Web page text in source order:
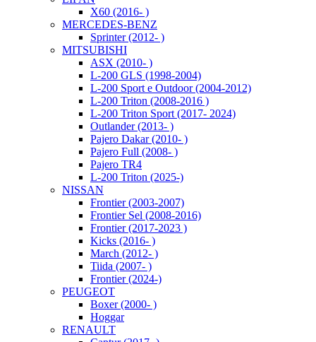
X60 (2016- )
MERCEDES-BENZ
Sprinter (2012- )
MITSUBISHI
ASX (2010- )
L-200 GLS (1998-2004)
L-200 Sport e Outdoor (2004-2012)
L-200 Triton (2008-2016 )
L-200 Triton Sport (2017- 2024)
Outlander (2013- )
Pajero Dakar (2010- )
Pajero Full (2008- )
Pajero TR4
L-200 Triton (2025-)
NISSAN
Frontier (2003-2007)
Frontier Sel (2008-2016)
Frontier (2017-2023 )
Kicks (2016- )
March (2012- )
Tiida (2007- )
Frontier (2024-)
PEUGEOT
Boxer (2000- )
Hoggar
RENAULT